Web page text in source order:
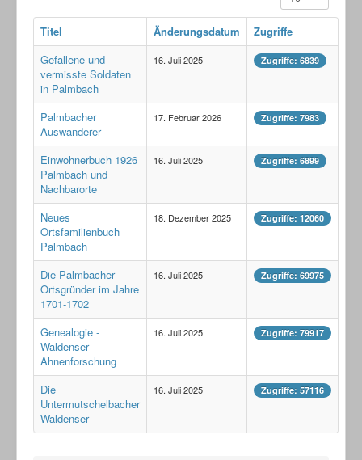
Titel Änderungsdatum
Zugriffe
Gefallene und
vermisste Soldaten
in Palmbach
16. Juli 2025 Zugriffe: 6839
Palmbacher
Auswanderer
17. Februar 2026 Zugriffe: 7983
Einwohnerbuch 1926
Palmbach und
Nachbarorte
16. Juli 2025 Zugriffe: 6899
Neues
Ortsfamilienbuch
Palmbach
18. Dezember 2025 Zugriffe: 12060
Die Palmbacher
Ortsgründer im Jahre
1701-1702
16. Juli 2025 Zugriffe: 69975
Genealogie -
Waldenser
Ahnenforschung
16. Juli 2025 Zugriffe: 79917
Die
Untermutschelbacher
Waldenser
16. Juli 2025 Zugriffe: 57116